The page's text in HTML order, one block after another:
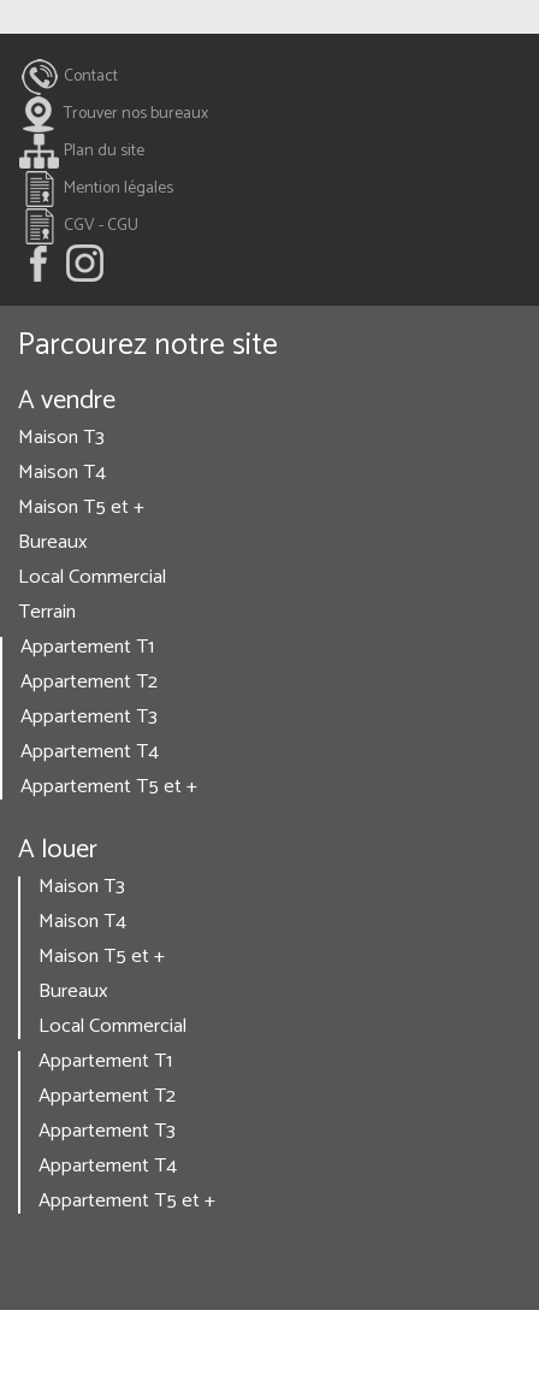
Contact
Trouver nos bureaux
Plan du site
Mention légales
CGV - CGU
Parcourez notre site
A vendre
Maison T3
Maison T4
Maison T5 et +
Bureaux
Local Commercial
Terrain
Appartement T1
Appartement T2
Appartement T3
Appartement T4
Appartement T5 et +
A louer
Maison T3
Maison T4
Maison T5 et +
Bureaux
Local Commercial
Appartement T1
Appartement T2
Appartement T3
Appartement T4
Appartement T5 et +